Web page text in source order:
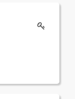
dezembro de